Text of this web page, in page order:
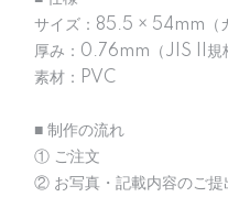
サイズ：85.5 × 54mm（
厚み：0.76mm（JIS II規
素材：PVC
■ 制作の流れ
① ご注文
② お写真・記載内容のご提